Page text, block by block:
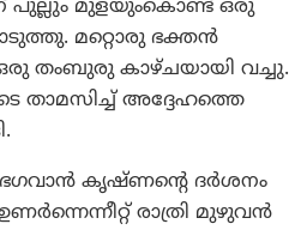
പുല്ലും മുളയുംകൊണ്ട് ഒരു
മറ്റൊരു ഭക്തന്‍
തംബുരു കാഴ്ചയായി വച്ചു.
താമസിച്ച് അദ്ദേഹത്തെ
കൃഷ്ണന്റെ ദര്‍ശനം
രാത്രി മുഴുവന്‍